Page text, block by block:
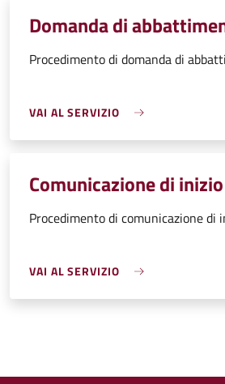
Domanda di
Procedimento di domanda di
VAI AL SERVIZIO
Comunicazione di
Procedimento di comunicazione di
VAI AL SERVIZIO